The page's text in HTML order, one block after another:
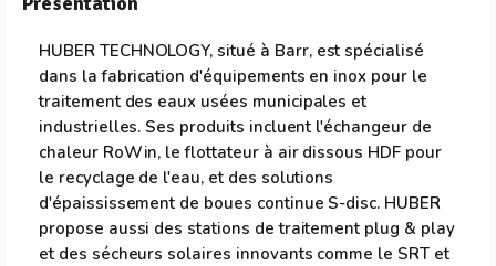
HUBER TECHNOLOGY, situé à Barr, est spécialisé
dans la fabrication d'équipements en inox pour le
traitement des eaux usées municipales et
industrielles. Ses produits incluent l'échangeur de
chaleur RoWin, le flottateur à air dissous HDF pour
le recyclage de l'eau, et des solutions
d'épaississement de boues continue S-disc. HUBER
propose aussi des stations de traitement plug & play
et des sécheurs solaires innovants comme le SRT et